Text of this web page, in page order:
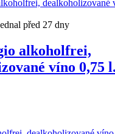
před 27 dny
alkoholfrei,
víno 0,75